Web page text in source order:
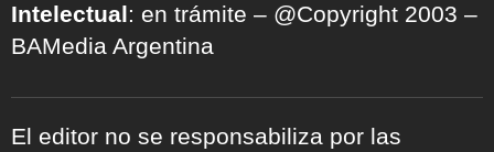
Intelectual: en trámite – @Copyright 2003 –
BAMedia Argentina
El editor no se responsabiliza por las